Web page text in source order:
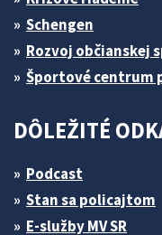
Schengen
Rozvoj občianskej
Športové centrum
DÔLEŽITÉ
Podcast
Stan sa policajtom
E-služby MV SR